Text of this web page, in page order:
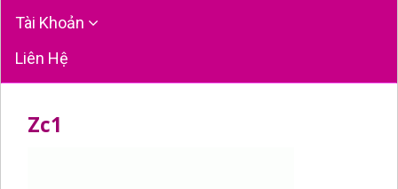
Tài Khoản
Liên Hệ
Zc1